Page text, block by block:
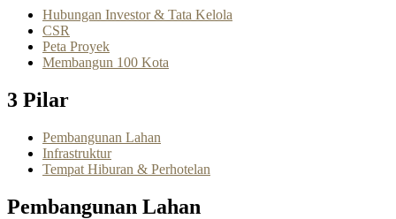
Hubungan Investor & Tata Kelola
CSR
Peta Proyek
Membangun 100 Kota
3 Pilar
Pembangunan Lahan
Infrastruktur
Tempat Hiburan & Perhotelan
Pembangunan Lahan